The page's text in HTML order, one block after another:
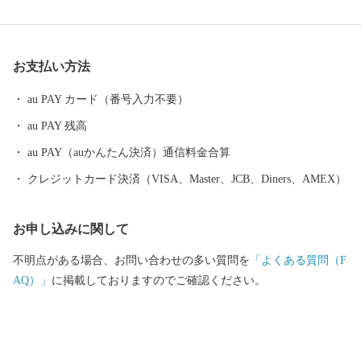
であふれています。
お支払い方法
au PAY カード（番号入力不要）
au PAY 残高
au PAY（auかんたん決済）通信料金合算
クレジットカード決済（VISA、Master、JCB、Diners、AMEX）
お申し込みに関して
不明点がある場合、お問い合わせの多い質問を 「よくある質問（F
AQ）」 に掲載しておりますのでご確認ください。